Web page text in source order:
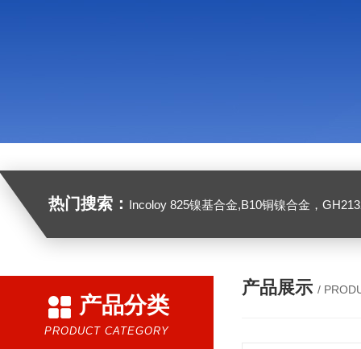
热门搜索： Incoloy 825镍基合金,B10铜镍合金，GH2132高温合金，C276
产品分类
PRODUCT CATEGORY
产品展示 /